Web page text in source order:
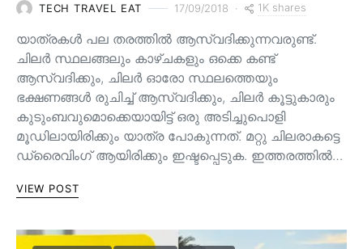
TECH TRAVEL EAT 17/09/2018 1K shares
യാത്രകൾ പല തരത്തിൽ ആസ്വദിക്കുന്നവരുണ്ട്.
ചിലർ സ്ഥലങ്ങലും കാഴ്ചകളും ഒക്കെ കണ്ട്
ആസ്വദിക്കും, ചിലർ ഓരോ സ്ഥലത്തെയും
ഭക്ഷണങ്ങൾ രുചിച്ച് ആസ്വദിക്കും, ചിലർ കൂട്ടുകാരും
കുടുംബവുമൊക്കെയായിട്ട് ഒരു അടിച്ചുപൊളി
മൂഡിലായിരിക്കും യാത്ര പോകുന്നത്. മറ്റു ചിലരാകട്ടെ
ഡ്രൈവിംഗ് ആയിരിക്കും ഇഷ്ടപ്പെടുക. ഇത്തരത്തിൽ…
VIEW POST